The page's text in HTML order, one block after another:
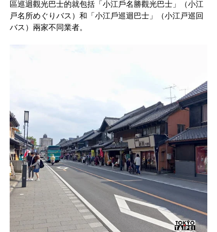
區巡迴觀光巴士的就包括「小江戶名勝觀光巴士」（小江
戸名所めぐりバス）和「小江戶巡迴巴士」（小江戸巡回
バス）兩家不同業者。